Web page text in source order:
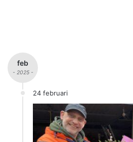
feb
- 2025 -
24 februari